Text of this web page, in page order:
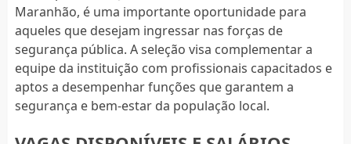
Maranhão, é uma importante oportunidade para
aqueles que desejam ingressar nas forças de
segurança pública. A seleção visa complementar a
equipe da instituição com profissionais capacitados e
aptos a desempenhar funções que garantem a
segurança e bem-estar da população local.